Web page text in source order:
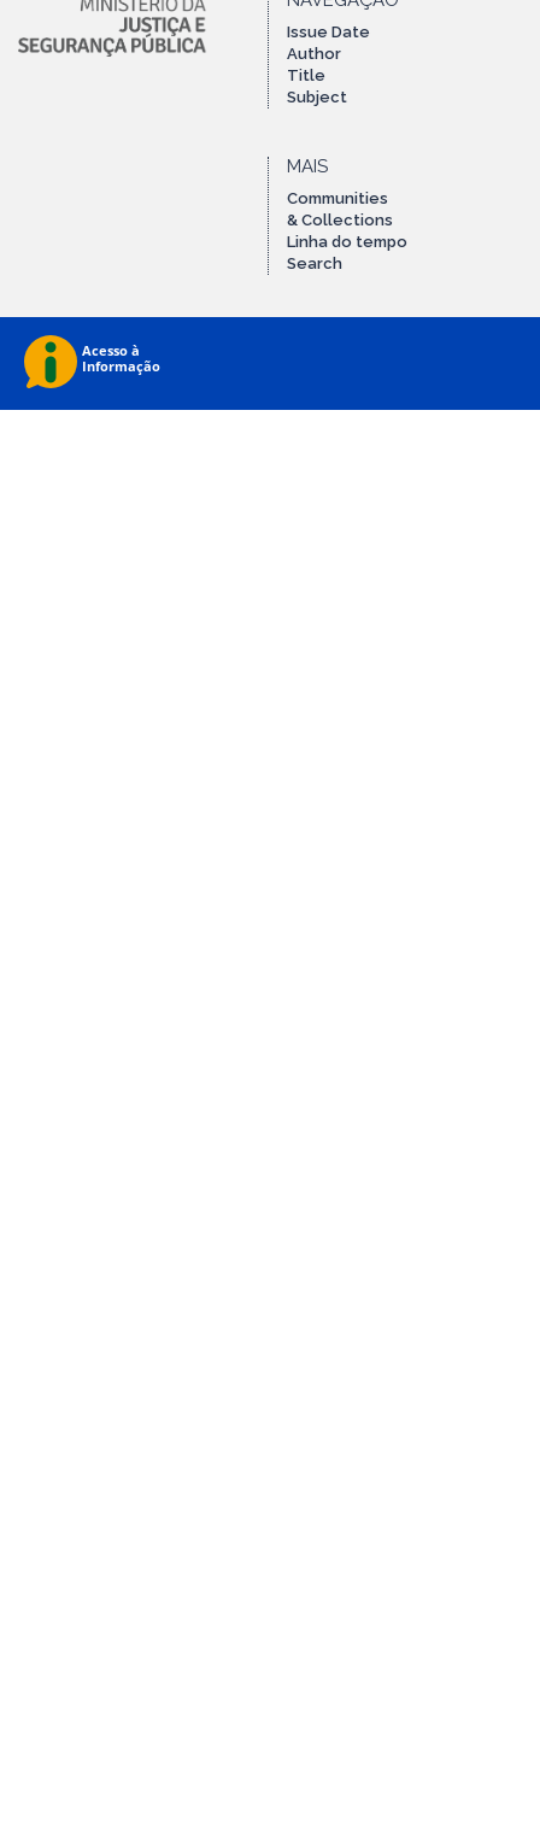
Issue Date
Author
Title
Subject
MAIS
Communities
& Collections
Linha do tempo
Search